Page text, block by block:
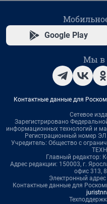
Google Play
Мы в
Контактные данные для
Сетевое
Зарегистрировано
информационных технологий и
Регистрационный номер
Учредитель: Общество с
Главный редактор:
Адрес редакции: 150003, г.
офис 313,
Электронный адрес
Контактные данные для